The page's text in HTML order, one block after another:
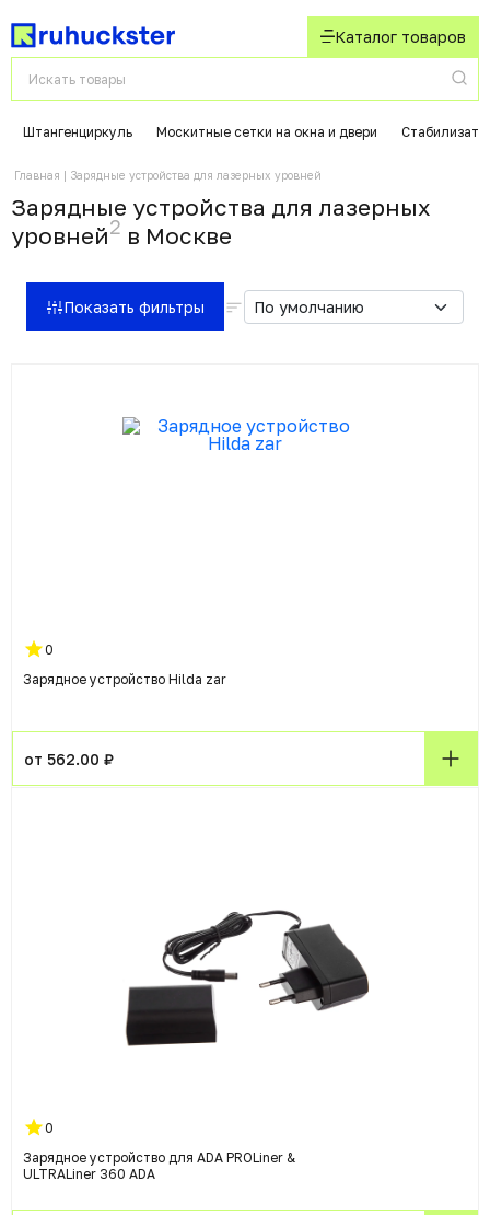
Каталог товаров
Штангенциркуль Москитные сетки на окна и двери
Главная Зарядные устройства для лазерных уровней
Зарядные устройства для лазерных
уровней2 в Москвe
Показать фильтры
0
Зарядное устройство Hilda zar
от 562.00 ₽
0
Зарядное устройство для ADA PROLiner &
ULTRALiner 360 ADA